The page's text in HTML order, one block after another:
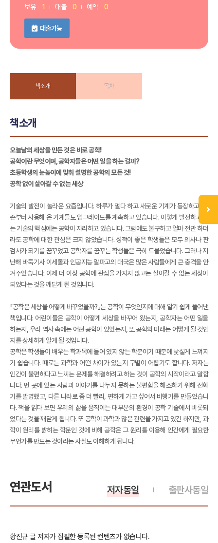
보유 1 대출 0 예약 0
대출가능
책소개 목차
책소개
오늘날의 세상을 만든 것은 바로 공학!
공학이란 무엇이며, 공학자들은 어떤 일을 하는 걸까?
초등학생의 눈높이에 맞춰 설명한 공학의 모든 것!
공학 없이 살아갈 수 없는 세상
기술의 발전이 놀라운 요즘입니다. 하루가 멀다 하고 새로운 기계가 등장하고, 기
존부터 사용해 온 기계들도 업그레이드를 계속하고 있습니다. 이렇게 발전하고 있
는 기술의 핵심에는 공학이 자리하고 있습니다. 그럼에도 불구하고 얼마 전만 하더
라도 공학에 대한 관심은 크지 않았습니다. 성적이 좋은 학생들은 모두 의사나 판
검사가 되기를 꿈꾸었고 공학자를 꿈꾸는 학생들은 극히 드물었습니다. 그러나 지
난해 바둑기사 이세돌과 인공지능 알파고의 대국은 많은 사람들에게 큰 충격을 안
겨주었습니다. 이제 더 이상 공학에 관심을 가지지 않고는 살아갈 수 없는 세상이
되었다는 것을 깨닫게 된 것입니다.
『공학은 세상을 어떻게 바꾸었을까?』는 공학이 무엇인지에 대해 알기 쉽게 풀어낸
책입니다. 어린이들은 공학이 어떻게 세상을 바꾸어 왔는지, 공학자는 어떤 일을
하는지, 우리 역사 속에는 어떤 공학이 있었는지, 또 공학의 미래는 어떻게 될 것인
지를 상세하게 알게 될 것입니다.
공학은 학생들이 배우는 학과목에 들어 있지 않는 학문이기 때문에 낯설게 느껴지
기 쉽습니다. 때로는 과학과 어떤 차이가 있는지 구별이 어렵기도 합니다. 저자는
인간이 불편하다고 느끼는 문제를 해결하려고 하는 것이 공학의 시작이라고 말합
니다. 먼 곳에 있는 사람과 이야기를 나누지 못하는 불편함을 해소하기 위해 전화
기를 발명했고, 다른 나라로 좀 더 빨리, 편하게 가고 싶어서 비행기를 만들었습니
다. 책을 읽다 보면 우리의 삶을 움직이는 대부분의 환경이 공학 기술에서 비롯되
었다는 것을 깨닫게 됩니다. 또 공학이 과학과 많은 관련을 가지고 있긴 하지만, 과
학이 원리를 밝히는 학문인 것에 비해 공학은 그 원리를 이용해 인간에게 필요한
무언가를 만드는 것이라는 사실도 이해하게 됩니다.
연관도서 출판사동일
저자동일
황진규 글 저자가 집필한 등록된 컨텐츠가 없습니다.